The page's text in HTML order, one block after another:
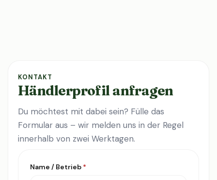
KONTAKT
Händlerprofil anfragen
Du möchtest mit dabei sein? Fülle das
Formular aus – wir melden uns in der Regel
innerhalb von zwei Werktagen.
Name / Betrieb *